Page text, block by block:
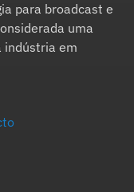
para broadcast e
uma
indústria em